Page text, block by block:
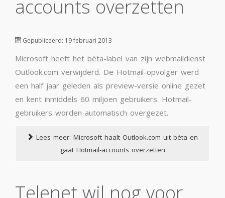
accounts overzetten
Gepubliceerd: 19 februari 2013
Microsoft heeft het bèta-label van zijn webmaildienst
Outlook.com verwijderd. De Hotmail-opvolger werd
een half jaar geleden als preview-versie online gezet
en kent inmiddels 60 miljoen gebruikers. Hotmail-
gebruikers worden automatisch overgezet.
Lees meer: Microsoft haalt Outlook.com uit bèta en
gaat Hotmail-accounts overzetten
Telenet wil nog voor